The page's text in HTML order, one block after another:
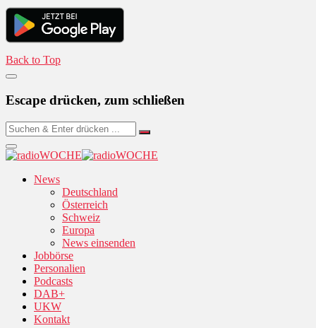
Back to Top
Escape drücken, zum schließen
News
Deutschland
Österreich
Schweiz
Europa
News einsenden
Jobbörse
Personalien
Podcasts
DAB+
UKW
Kontakt